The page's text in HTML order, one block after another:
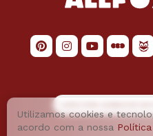
Utilizamos cookies e
acordo com a nossa